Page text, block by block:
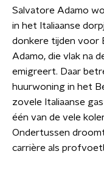
Salvatore Adamo
in het Italiaanse
donkere tijden voor
Adamo, die vlak na
emigreert. Daar
huurwoning in het
zovele Italiaanse
één van de vele
Ondertussen
carrière als